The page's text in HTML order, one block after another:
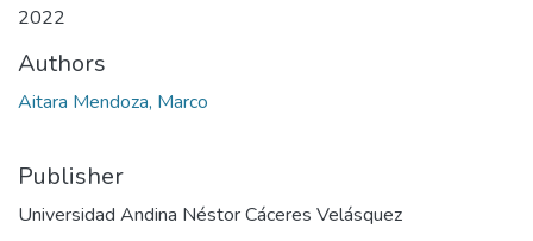
2022
Authors
Aitara Mendoza, Marco
Publisher
Universidad Andina Néstor Cáceres Velásquez